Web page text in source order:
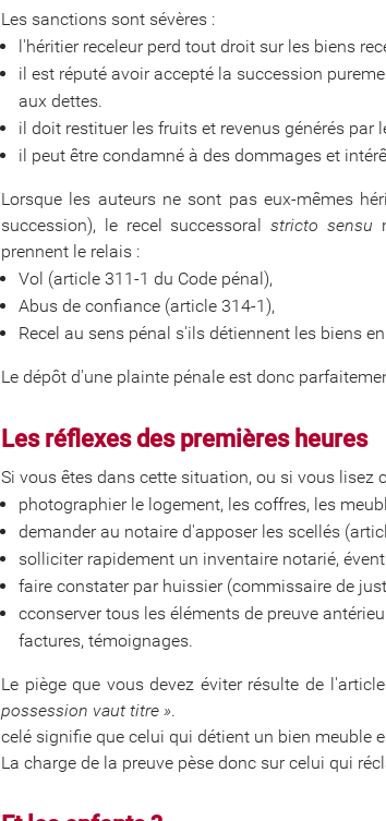
Les sanctions sont sévères :
l'héritier receleur perd tout droit sur les biens
il est réputé avoir accepté la succession
aux dettes.
il doit restituer les fruits et revenus générés par
il peut être condamné à des dommages et
Lorsque les auteurs ne sont pas eux-mêmes
succession), le recel successoralstricto sensu
prennent le relais :
Vol (article 311-1 du Code pénal),
Abus de confiance (article 314-1),
Recel au sens pénal s'ils détiennent les biens
Le dépôt d'une plainte pénale est donc
Les réflexes des premières heures
Si vous êtes dans cette situation, ou si vous lisez
photographier le logement, les coffres, les
demander au notaire d'apposer les scellés
solliciter rapidement un inventaire notarié,
faire constater par huissier (commissaire de
cconserver tous les éléments de preuve
factures, témoignages.
Le piège que vous devez éviter résulte de
possession vaut titre ».
celé signifie que celui qui détient un bien meuble
La charge de la preuve pèse donc sur celui qui